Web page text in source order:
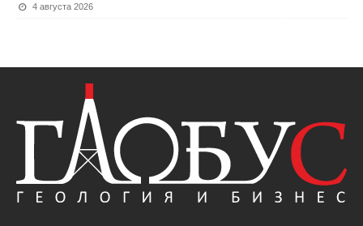
4 августа 2026